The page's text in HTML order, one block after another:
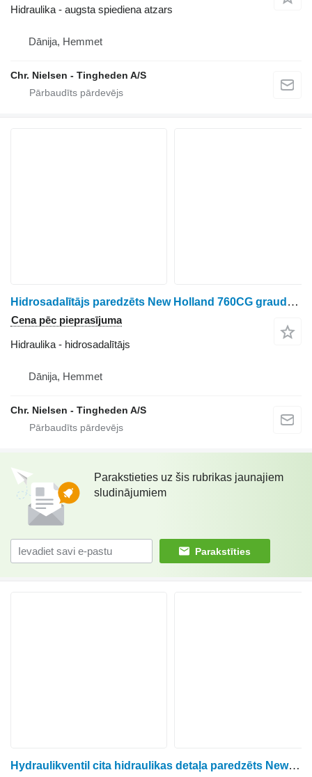
Hidraulika - augsta spiediena atzars
Dānija, Hemmet
Chr. Nielsen - Tingheden A/S
Hidrosadalītājs paredzēts New Holland 760CG graudu hedera
Cena pēc pieprasījuma
Hidraulika - hidrosadalītājs
Dānija, Hemmet
Chr. Nielsen - Tingheden A/S
Parakstieties uz šis rubrikas jaunajiem
sludinājumiem
Parakstīties
Hydraulikventil cita hidraulikas detaļa paredzēts New Holland 760CG graudu hedera